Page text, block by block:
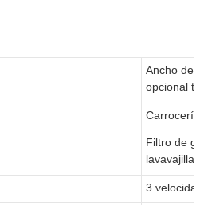
Ancho de
opcional
Carrocería
Filtro de
3